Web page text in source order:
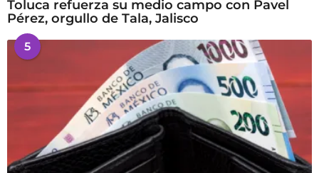
Toluca refuerza su medio campo con Pavel
Pérez, orgullo de Tala, Jalisco
5